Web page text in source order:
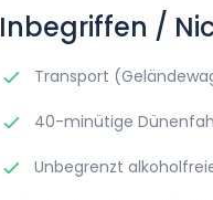
Inbegriffen /
Transport
40-minütige
Unbegrenzt